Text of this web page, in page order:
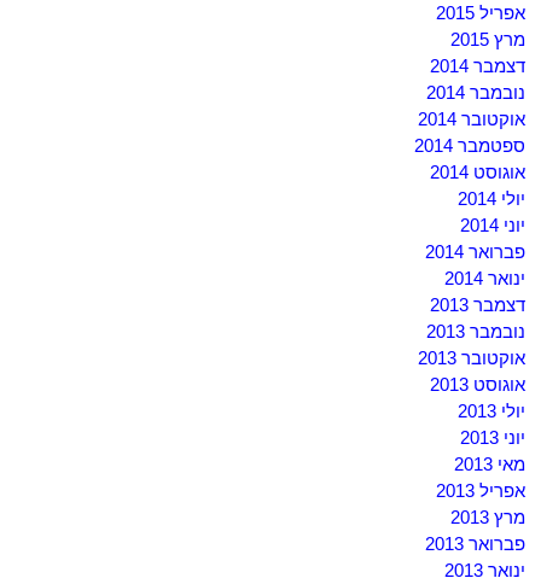
אפריל 2015
מרץ 2015
דצמבר 2014
נובמבר 2014
אוקטובר 2014
ספטמבר 2014
אוגוסט 2014
יולי 2014
יוני 2014
פברואר 2014
ינואר 2014
דצמבר 2013
נובמבר 2013
אוקטובר 2013
אוגוסט 2013
יולי 2013
יוני 2013
מאי 2013
אפריל 2013
מרץ 2013
פברואר 2013
ינואר 2013